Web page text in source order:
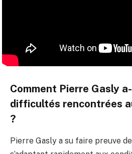
Comment Pierre Gasly
difficultés rencontrées
?
Pierre Gasly a su faire preuve